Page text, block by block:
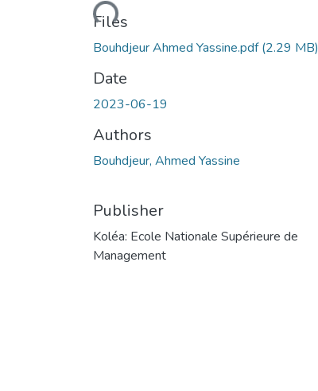
Loading...
Files
Bouhdjeur Ahmed Yassine.pdf(2.29 MB)
Date
2023-06-19
Authors
Bouhdjeur, Ahmed Yassine
Publisher
Koléa: Ecole Nationale Supérieure de
Management